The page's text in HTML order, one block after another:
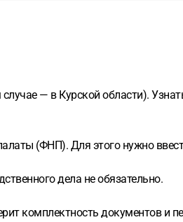
— в Курской области).
(ФНП). Для этого нужно
дела не обязательно.
комплектность документов и